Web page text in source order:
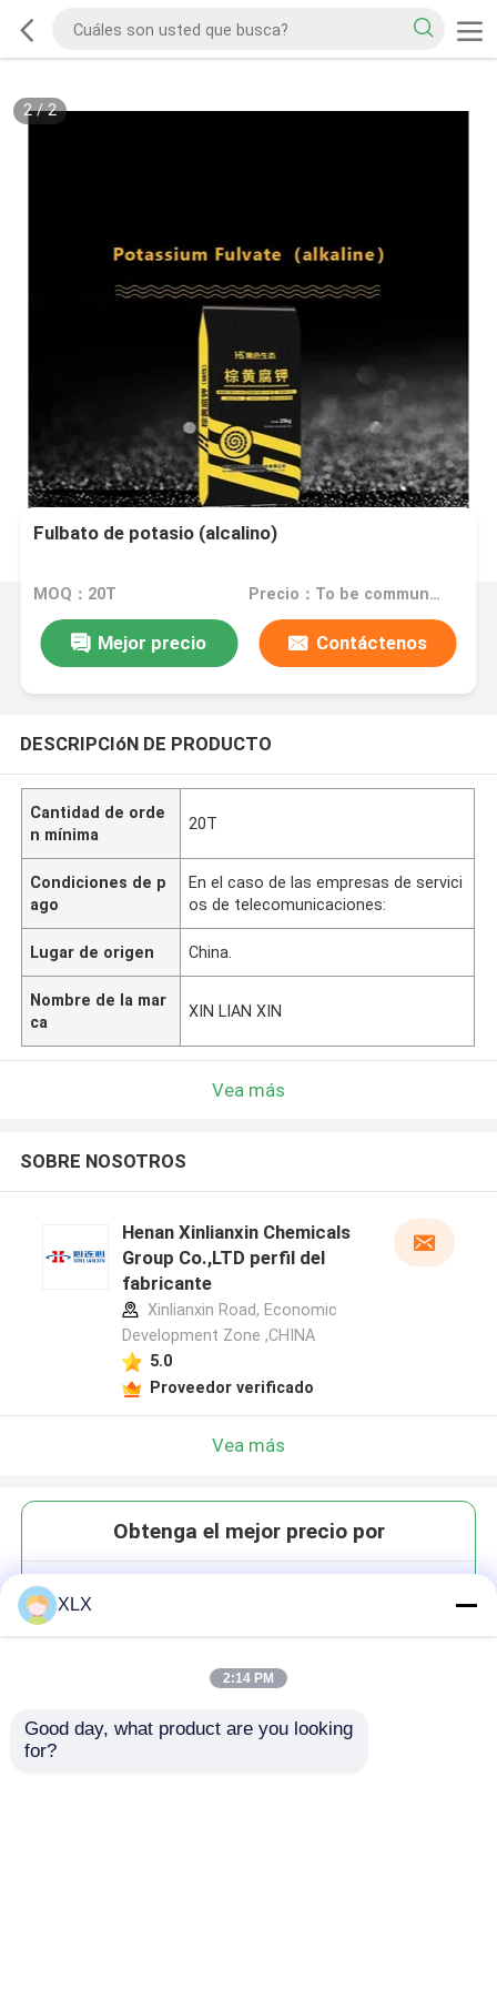
2/2
Fulbato de potasio (alcalino)
MOQ：20T Precio：To be communicated
Mejor precio Contáctenos
DESCRIPCIóN DE PRODUCTO
Cantidad de orde
n mínima
20T
Condiciones de p
ago
En el caso de las empresas de servici
os de telecomunicaciones:
Lugar de origen China.
Nombre de la mar
ca
XIN LIAN XIN
Vea más
SOBRE NOSOTROS
Henan Xinlianxin Chemicals
Group Co.,LTD perfil del
fabricante
Xinlianxin Road, Economic
Development Zone ,CHINA
5.0
Proveedor verificado
Vea más
Obtenga el mejor precio por
XLX
2:14 PM
Good day, what product are you looking
for?